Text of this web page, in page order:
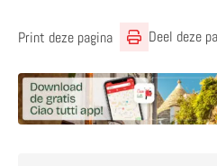
Print deze pagina Deel deze